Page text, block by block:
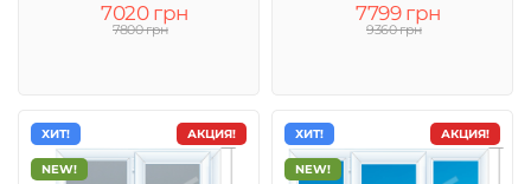
7020 грн
7800 грн
7799 грн
9360 грн
АКЦИЯ!
ХИТ!
NEW!
АКЦИЯ!
ХИТ!
NEW!